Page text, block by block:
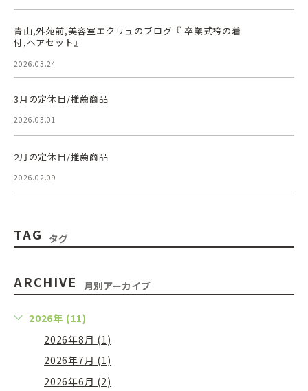
青山,外苑前,美容室エクリュのブログ『 卒業式袴の着
付,ヘアセット』
2026.03.24
3月の定休日/推薦商品
2026.03.01
2月の定休日/推薦商品
2026.02.09
TAG タグ
ARCHIVE 月別アーカイブ
2026年 (11)
2026年8月 (1)
2026年7月 (1)
2026年6月 (2)